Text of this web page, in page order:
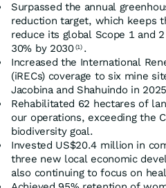
Surpassed the annual
reduction target, which keeps
reduce its global Scope 1 and
30% by 2030 (1) .
Increased the International
(iRECs) coverage to six mine
Jacobina and Shahuindo in
Rehabilitated 62 hectares of
our operations, exceeding the
biodiversity goal.
Invested US$20.4 million in
three new local economic
also continuing to focus on